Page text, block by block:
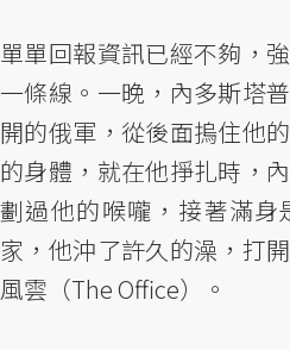
單單回報資訊已經不夠，
一條線。一晚，內多斯塔
開的俄軍，從後面摀住他
的身體，就在他掙扎時，
劃過他的喉嚨，接著滿身
家，他沖了許久的澡，打
風雲（The Office）。